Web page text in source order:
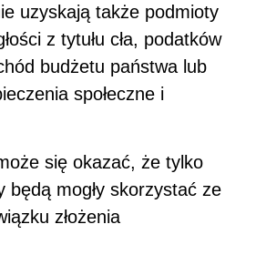
uzyskają także podmioty
z tytułu cła, podatków
budżetu państwa lub
społeczne i
się okazać, że tylko
będą mogły skorzystać ze
złożenia